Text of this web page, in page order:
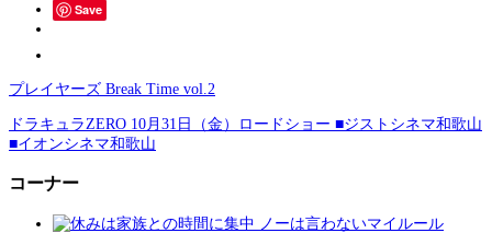
Save
プレイヤーズ Break Time vol.2
ドラキュラZERO 10月31日（金）ロードショー ■ジストシネマ和歌山
■イオンシネマ和歌山
コーナー